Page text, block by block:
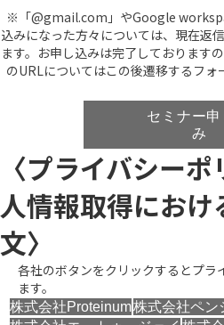
※「@gmail.com」やGoogle
込みになった方々については、現在返
ます。お申し込みは完了しております
のURLについてはこの後遷移するフォ
e
a
h
セミナー申
み
〈プライバシー
人情報取得にお
文〉
各社のボタンをクリックするとプラ
ます。
株式会社Proteinum株式会社ペン